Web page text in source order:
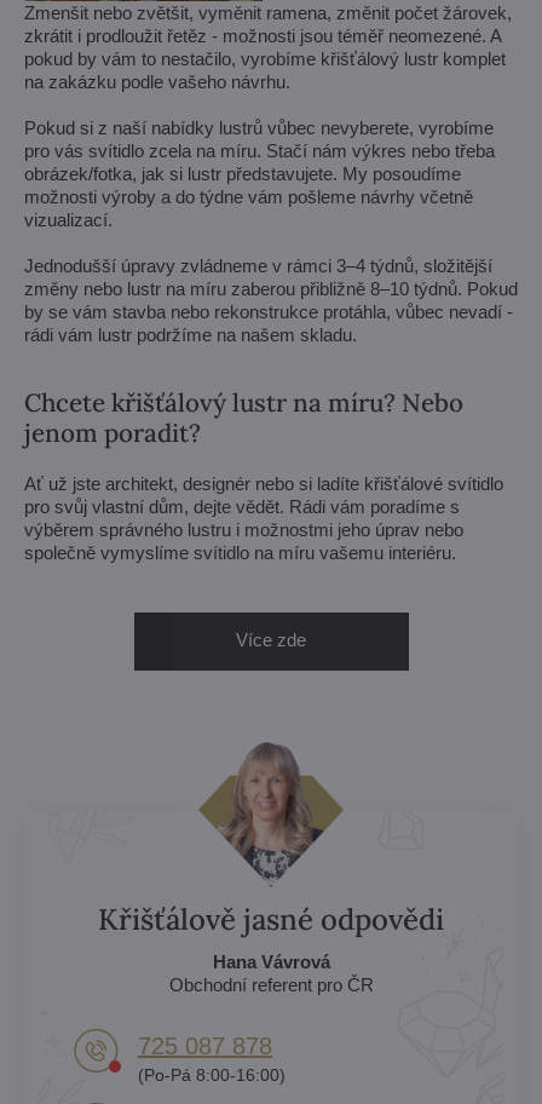
Zmenšit nebo zvětšit, vyměnit ramena, změnit počet žárovek,
zkrátit i prodloužit řetěz - možnosti jsou téměř neomezené. A
pokud by vám to nestačilo, vyrobíme křišťálový lustr komplet
na zakázku podle vašeho návrhu.
Pokud si z naší nabídky lustrů vůbec nevyberete, vyrobíme
pro vás svítidlo zcela na míru. Stačí nám výkres nebo třeba
obrázek/fotka, jak si lustr představujete. My posoudíme
možnosti výroby a do týdne vám pošleme návrhy včetně
vizualizací.
Jednodušší úpravy zvládneme v rámci 3–4 týdnů, složitější
změny nebo lustr na míru zaberou přibližně 8–10 týdnů. Pokud
by se vám stavba nebo rekonstrukce protáhla, vůbec nevadí -
rádi vám lustr podržíme na našem skladu.
Chcete křišťálový lustr na míru? Nebo
jenom poradit?
Ať už jste architekt, designér nebo si ladíte křišťálové svítidlo
pro svůj vlastní dům, dejte vědět. Rádi vám poradíme s
výběrem správného lustru i možnostmi jeho úprav nebo
společně vymyslíme svítidlo na míru vašemu interiéru.
Více zde
Křišťálově jasné odpovědi
Hana Vávrová
Obchodní referent pro ČR
725 087 878​
(Po-Pá 8:00-16:00)